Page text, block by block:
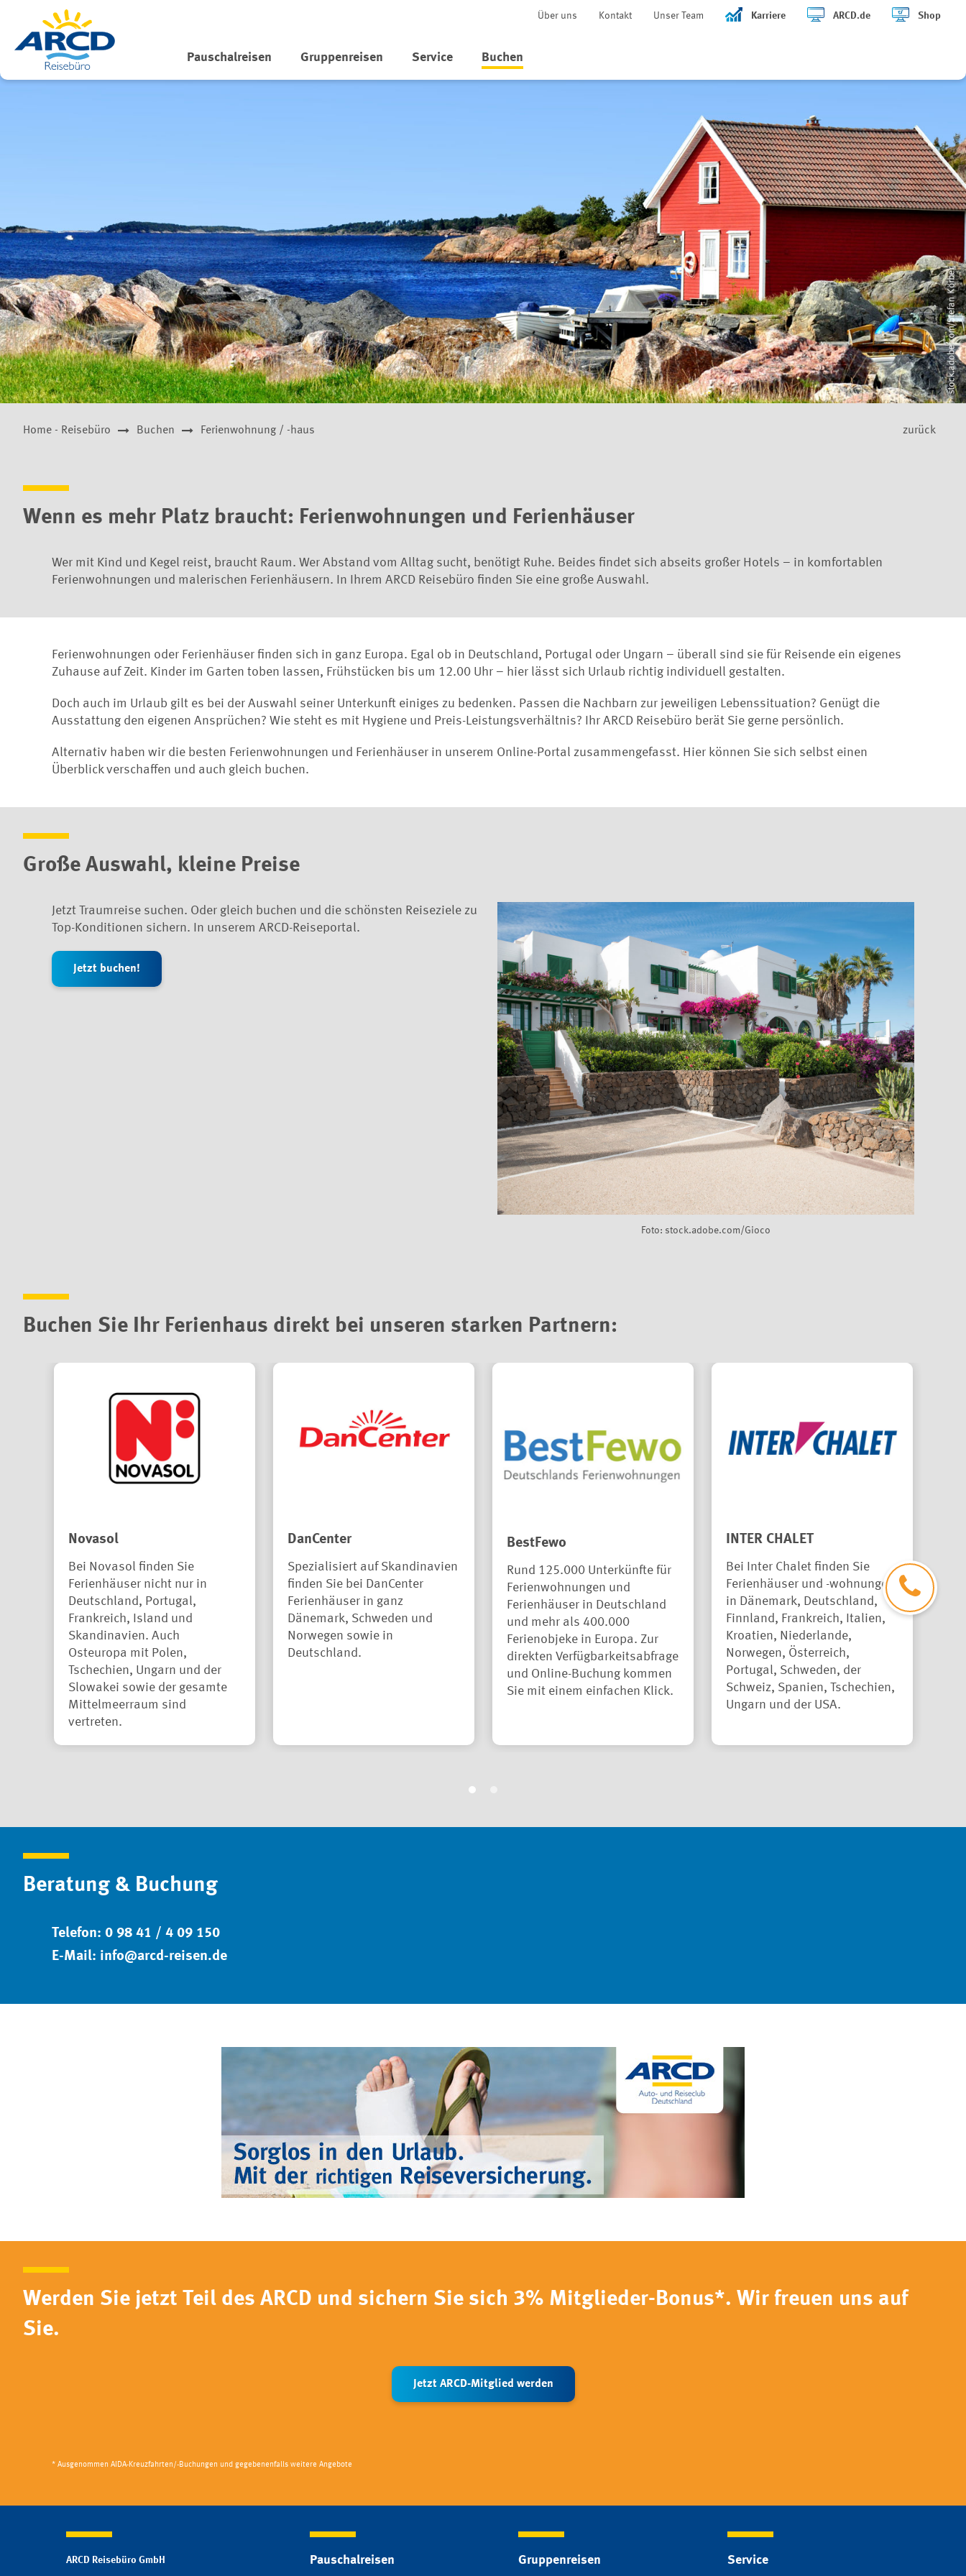
Pauschalreisen Gruppenreisen Service Buchen
Über uns Kontakt Unser Team Karriere ARCD.de Shop
Home - Reisebüro Buchen Ferienwohnung / -haus zurück
Wenn es mehr Platz braucht: Ferienwohnungen und Ferienhäuser
Wer mit Kind und Kegel reist, braucht Raum. Wer Abstand vom Alltag sucht, benötigt Ruhe. Beides findet sich abseits großer Hotels – in komfortablen
Ferienwohnungen und malerischen Ferienhäusern. In Ihrem ARCD Reisebüro finden Sie eine große Auswahl.
Ferienwohnungen oder Ferienhäuser finden sich in ganz Europa. Egal ob in Deutschland, Portugal oder Ungarn – überall sind sie für Reisende ein eigenes
Zuhause auf Zeit. Kinder im Garten toben lassen, Frühstücken bis um 12.00 Uhr – hier lässt sich Urlaub richtig individuell gestalten.
Doch auch im Urlaub gilt es bei der Auswahl seiner Unterkunft einiges zu bedenken. Passen die Nachbarn zur jeweiligen Lebenssituation? Genügt die
Ausstattung den eigenen Ansprüchen? Wie steht es mit Hygiene und Preis-Leistungsverhältnis? Ihr ARCD Reisebüro berät Sie gerne persönlich.
Alternativ haben wir die besten Ferienwohnungen und Ferienhäuser in unserem Online-Portal zusammengefasst. Hier können Sie sich selbst einen
Überblick verschaffen und auch gleich buchen.
Große Auswahl, kleine Preise
Jetzt Traumreise suchen. Oder gleich buchen und die schönsten Reiseziele zu
Top-Konditionen sichern. In unserem ARCD-Reiseportal.
Jetzt buchen!
Foto: stock.adobe.com/Gioco
Buchen Sie Ihr Ferienhaus direkt bei unseren starken Partnern:
Novasol
Bei Novasol finden Sie
Ferienhäuser nicht nur in
Deutschland, Portugal,
Frankreich, Island und
Skandinavien. Auch
Osteuropa mit Polen,
Tschechien, Ungarn und der
Slowakei sowie der gesamte
Mittelmeerraum sind
vertreten.
DanCenter
Spezialisiert auf Skandinavien
finden Sie bei DanCenter
Ferienhäuser in ganz
Dänemark, Schweden und
Norwegen sowie in
Deutschland.
BestFewo
Rund 125.000 Unterkünfte für
Ferienwohnungen und
Ferienhäuser in Deutschland
und mehr als 400.000
Ferienobjeke in Europa. Zur
direkten Verfügbarkeitsabfrage
und Online-Buchung kommen
Sie mit einem einfachen Klick.
INTER CHALET
Bei Inter Chalet finden Sie
Ferienhäuser und -wohnungen
in Dänemark, Deutschland,
Finnland, Frankreich, Italien,
Kroatien, Niederlande,
Norwegen, Österreich,
Portugal, Schweden, der
Schweiz, Spanien, Tschechien,
Ungarn und der USA.
Beratung & Buchung
Telefon: 0 98 41 / 4 09 150
E-Mail: info@arcd-reisen.de
Werden Sie jetzt Teil des ARCD und sichern Sie sich 3% Mitglieder-Bonus*. Wir freuen uns auf
Sie.
Jetzt ARCD-Mitglied werden
* Ausgenommen AIDA-Kreuzfahrten/-Buchungen und gegebenenfalls weitere Angebote
ARCD Reisebüro GmbH Pauschalreisen Gruppenreisen Service